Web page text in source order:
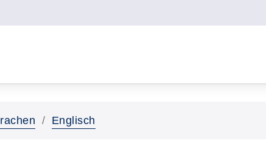
Englisch